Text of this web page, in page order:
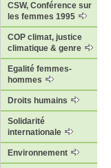
CSW, Conférence sur
les femmes 1995
COP climat, justice
climatique & genre
Egalité femmes-
hommes
Droits humains
Solidarité
internationale
Environnement